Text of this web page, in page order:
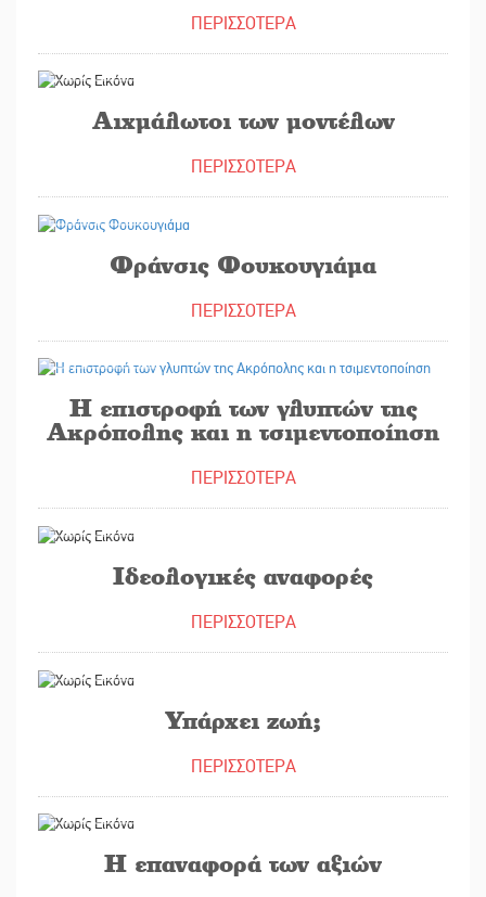
ΠΕΡΙΣΣΟΤΕΡΑ
Αιχμάλωτοι των μοντέλων
ΠΕΡΙΣΣΟΤΕΡΑ
Φράνσις Φουκουγιάμα
ΠΕΡΙΣΣΟΤΕΡΑ
Η επιστροφή των γλυπτών της
Ακρόπολης και η τσιμεντοποίηση
ΠΕΡΙΣΣΟΤΕΡΑ
Ιδεολογικές αναφορές
ΠΕΡΙΣΣΟΤΕΡΑ
Υπάρχει ζωή;
ΠΕΡΙΣΣΟΤΕΡΑ
Η επαναφορά των αξιών